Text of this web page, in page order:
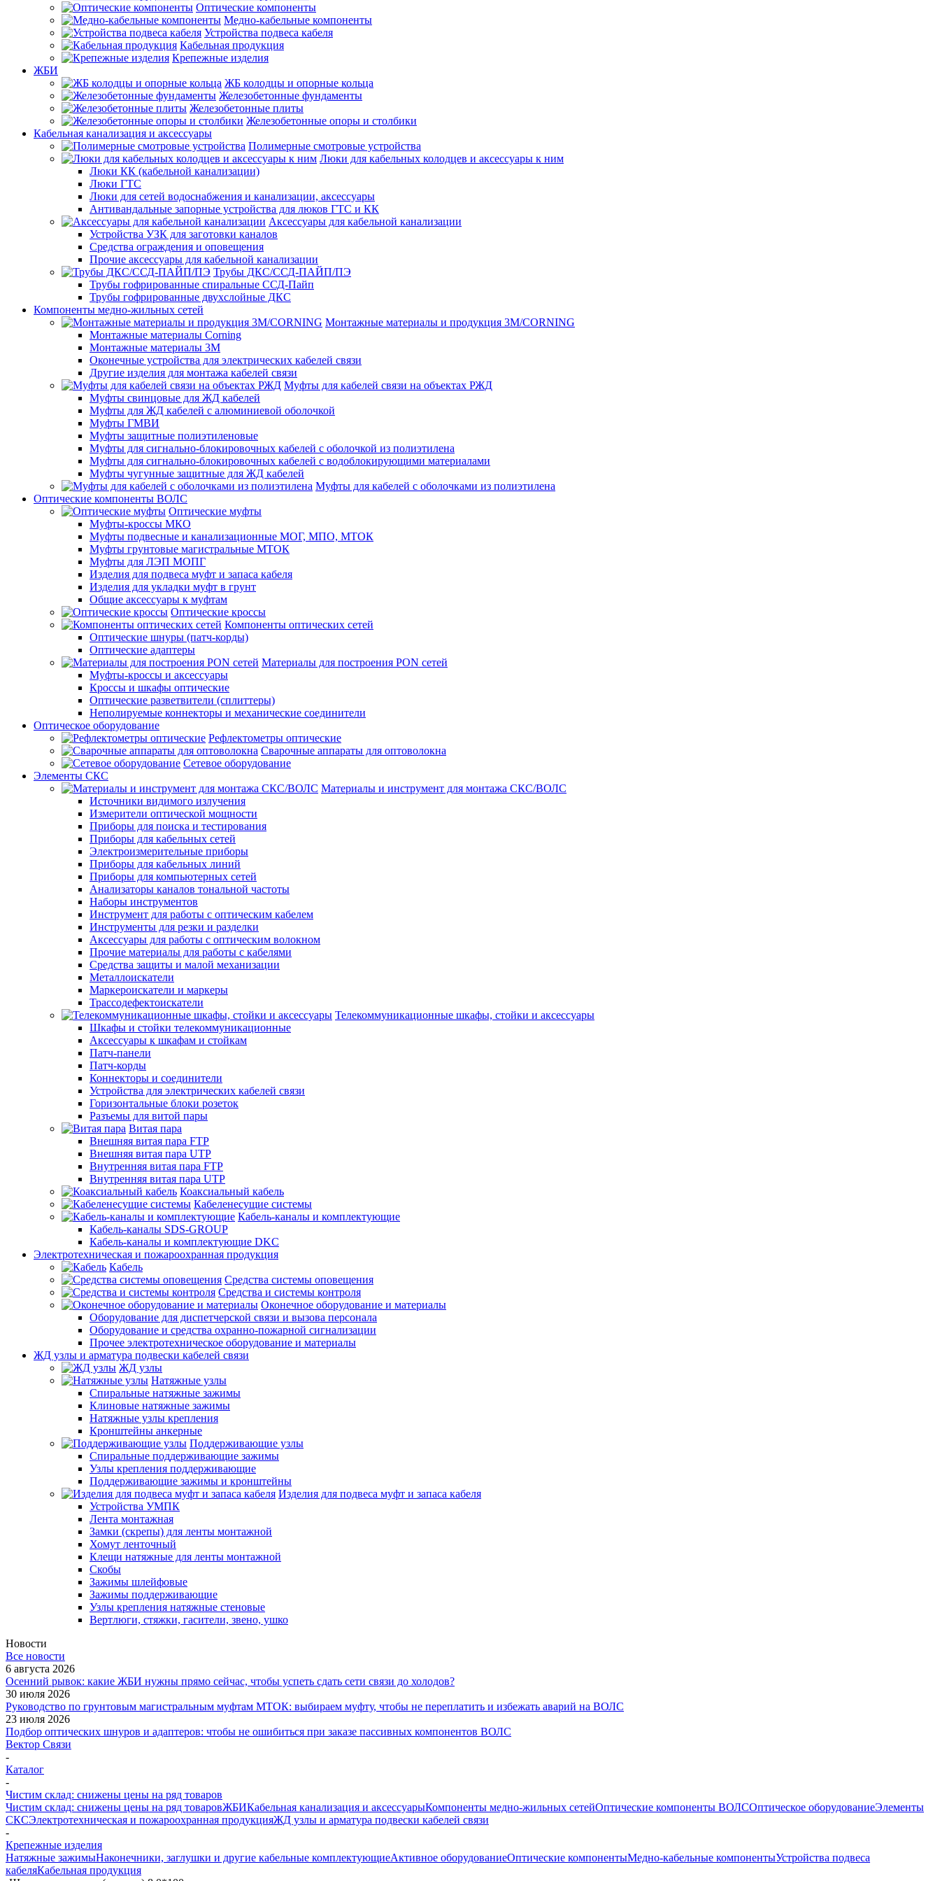
Оптические компоненты
Медно-кабельные компоненты
Устройства подвеса кабеля
Кабельная продукция
Крепежные изделия
ЖБИ
ЖБ колодцы и опорные кольца
Железобетонные фундаменты
Железобетонные плиты
Железобетонные опоры и столбики
Кабельная канализация и аксессуары
Полимерные смотровые устройства
Люки для кабельных колодцев и аксессуары к ним
Люки КК (кабельной канализации)
Люки ГТС
Люки для сетей водоснабжения и канализации, аксессуары
Антивандальные запорные устройства для люков ГТС и КК
Аксессуары для кабельной канализации
Устройства УЗК для заготовки каналов
Средства ограждения и оповещения
Прочие аксессуары для кабельной канализации
Трубы ДКС/ССД-ПАЙП/ПЭ
Трубы гофрированные спиральные ССД-Пайп
Трубы гофрированные двухслойные ДКС
Компоненты медно-жильных сетей
Монтажные материалы и продукция 3M/CORNING
Монтажные материалы Corning
Монтажные материалы 3M
Оконечные устройства для электрических кабелей связи
Другие изделия для монтажа кабелей связи
Муфты для кабелей связи на объектах РЖД
Муфты свинцовые для ЖД кабелей
Муфты для ЖД кабелей с алюминиевой оболочкой
Муфты ГМВИ
Муфты защитные полиэтиленовые
Муфты для сигнально-блокировочных кабелей с оболочкой из полиэтилена
Муфты для сигнально-блокировочных кабелей с водоблокирующими материалами
Муфты чугунные защитные для ЖД кабелей
Муфты для кабелей с оболочками из полиэтилена
Оптические компоненты ВОЛС
Оптические муфты
Муфты-кроссы МКО
Муфты подвесные и канализационные МОГ, МПО, МТОК
Муфты грунтовые магистральные МТОК
Муфты для ЛЭП МОПГ
Изделия для подвеса муфт и запаса кабеля
Изделия для укладки муфт в грунт
Общие аксессуары к муфтам
Оптические кроссы
Компоненты оптических сетей
Оптические шнуры (патч-корды)
Оптические адаптеры
Материалы для построения PON сетей
Муфты-кроссы и аксессуары
Кроссы и шкафы оптические
Оптические разветвители (сплиттеры)
Неполируемые коннекторы и механические соединители
Оптическое оборудование
Рефлектометры оптические
Сварочные аппараты для оптоволокна
Сетевое оборудование
Элементы СКС
Материалы и инструмент для монтажа СКС/ВОЛС
Источники видимого излучения
Измерители оптической мощности
Приборы для поиска и тестирования
Приборы для кабельных сетей
Электроизмерительные приборы
Приборы для кабельных линий
Приборы для компьютерных сетей
Анализаторы каналов тональной частоты
Наборы инструментов
Инструмент для работы с оптическим кабелем
Инструменты для резки и разделки
Аксессуары для работы с оптическим волокном
Прочие материалы для работы с кабелями
Средства защиты и малой механизации
Металлоискатели
Маркероискатели и маркеры
Трассодефектоискатели
Телекоммуникационные шкафы, стойки и аксессуары
Шкафы и стойки телекоммуникационные
Аксессуары к шкафам и стойкам
Патч-панели
Патч-корды
Коннекторы и соединители
Устройства для электрических кабелей связи
Горизонтальные блоки розеток
Разъемы для витой пары
Витая пара
Внешняя витая пара FTP
Внешняя витая пара UTP
Внутренняя витая пара FTP
Внутренняя витая пара UTP
Коаксиальный кабель
Кабеленесущие системы
Кабель-каналы и комплектующие
Кабель-каналы SDS-GROUP
Кабель-каналы и комплектующие DKC
Электротехническая и пожароохранная продукция
Кабель
Средства системы оповещения
Средства и системы контроля
Оконечное оборудование и материалы
Оборудование для диспетчерской связи и вызова персонала
Оборудование и средства охранно-пожарной сигнализации
Прочее электротехническое оборудование и материалы
ЖД узлы и арматура подвески кабелей связи
ЖД узлы
Натяжные узлы
Спиральные натяжные зажимы
Клиновые натяжные зажимы
Натяжные узлы крепления
Кронштейны анкерные
Поддерживающие узлы
Спиральные поддерживающие зажимы
Узлы крепления поддерживающие
Поддерживающие зажимы и кронштейны
Изделия для подвеса муфт и запаса кабеля
Устройства УМПК
Лента монтажная
Замки (скрепы) для ленты монтажной
Хомут ленточный
Клещи натяжные для ленты монтажной
Скобы
Зажимы шлейфовые
Зажимы поддерживающие
Узлы крепления натяжные стеновые
Вертлюги, стяжки, гасители, звено, ушко
Новости
Все новости
6 августа 2026
Осенний рывок: какие ЖБИ нужны прямо сейчас, чтобы успеть сдать сети связи до холодов?
30 июля 2026
Руководство по грунтовым магистральным муфтам МТОК: выбираем муфту, чтобы не переплатить и избежать аварий на ВОЛС
23 июля 2026
Подбор оптических шнуров и адаптеров: чтобы не ошибиться при заказе пассивных компонентов ВОЛС
Вектор Связи
-
Каталог
-
Чистим склад: снижены цены на ряд товаров
Чистим склад: снижены цены на ряд товаровЖБИКабельная канализация и аксессуарыКомпоненты медно-жильных сетейОптические компоненты ВОЛСОптическое оборудованиеЭлементы
СКСЭлектротехническая и пожароохранная продукцияЖД узлы и арматура подвески кабелей связи
-
Крепежные изделия
Натяжные зажимыНаконечники, заглушки и другие кабельные комплектующиеАктивное оборудованиеОптические компонентыМедно-кабельные компонентыУстройства подвеса
кабеляКабельная продукция